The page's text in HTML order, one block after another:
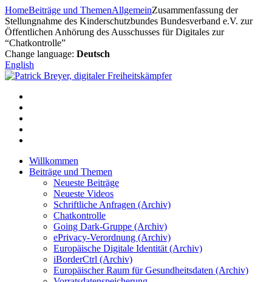
Zum
Inhalt
springen
HomeBeiträge und ThemenAllgemeinZusammenfassung der
Stellungnahme des Kinderschutzbundes Bundesverband e.V. zur
Öffentlichen Anhörung des Ausschusses für Digitales zur
“Chatkontrolle”
Change language: Deutsch
English
Willkommen
Beiträge und Themen
Neueste Beiträge
Neueste Videos
Schriftliche Anfragen (Archiv)
Chatkontrolle
Going Dark-Gruppe (Archiv)
ePrivacy-Verordnung (Archiv)
Europäische Digitale Identität (Archiv)
iBorderCtrl (Archiv)
Europäischer Raum für Gesundheitsdaten (Archiv)